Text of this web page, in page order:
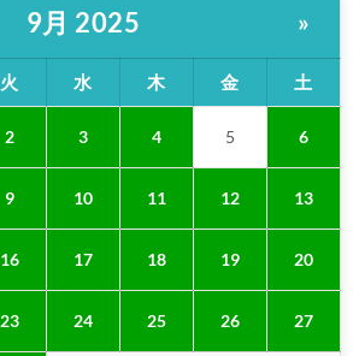
9月 2025 »
火 水 木 金 土
2 3 4 5 6
9 10 11 12 13
16 17 18 19 20
23 24 25 26 27